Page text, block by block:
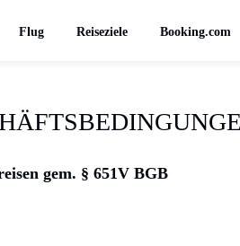
Flug Reiseziele Booking.com
gem. § 651V BGB